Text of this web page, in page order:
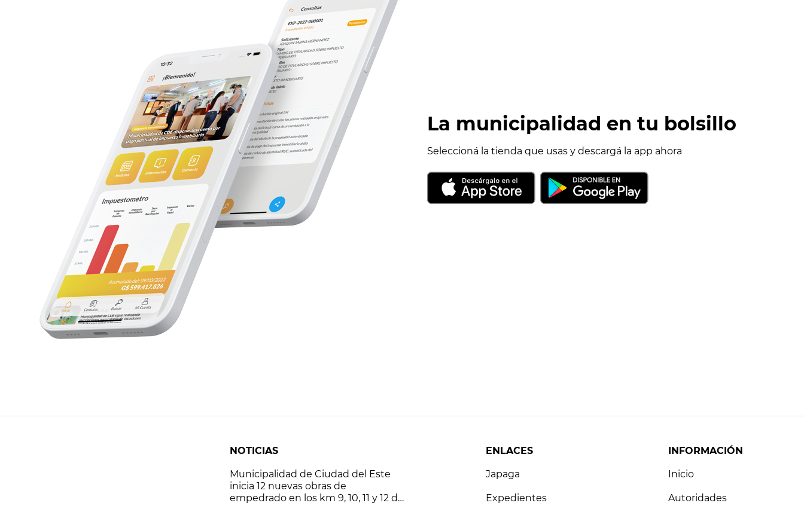
La municipalidad en tu bolsillo
Seleccioná la tienda que usas y descargá la app ahora
NOTICIAS
Municipalidad de Ciudad del Este
inicia 12 nuevas obras de
empedrado en los km 9, 10, 11 y 12 de
ENLACES
Japaga
Expedientes
INFORMACIÓN
Inicio
Autoridades